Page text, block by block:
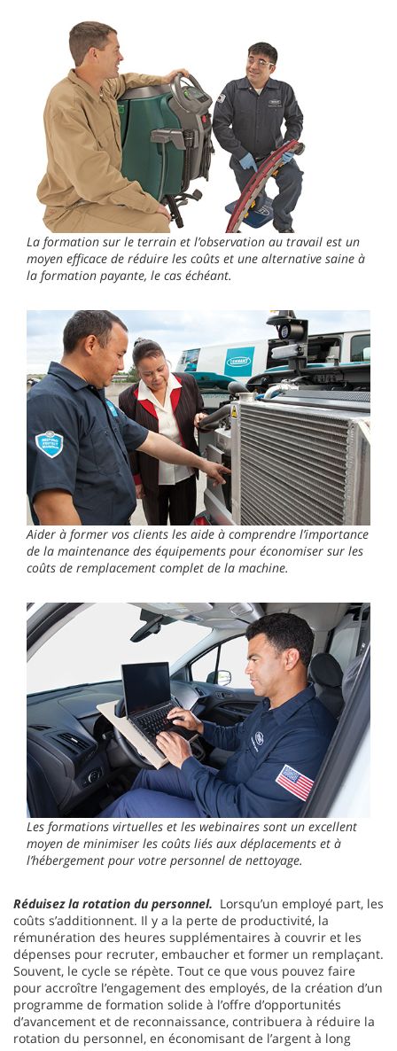
La formation sur le terrain et l’observation au travail est un
moyen efficace de réduire les coûts et une alternative saine à
la formation payante, le cas échéant.
Aider à former vos clients les aide à comprendre l’importance
de la maintenance des équipements pour économiser sur les
coûts de remplacement complet de la machine.
Les formations virtuelles et les webinaires sont un excellent
moyen de minimiser les coûts liés aux déplacements et à
l’hébergement pour votre personnel de nettoyage.
Réduisez la rotation du personnel. Lorsqu’un employé part, les
coûts s’additionnent. Il y a la perte de productivité, la
rémunération des heures supplémentaires à couvrir et les
dépenses pour recruter, embaucher et former un remplaçant.
Souvent, le cycle se répète. Tout ce que vous pouvez faire
pour accroître l’engagement des employés, de la création d’un
programme de formation solide à l’offre d’opportunités
d’avancement et de reconnaissance, contribuera à réduire la
rotation du personnel, en économisant de l’argent à long